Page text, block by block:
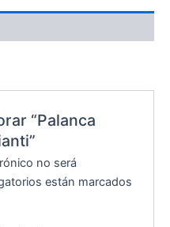
“Palanca
no será
están marcados